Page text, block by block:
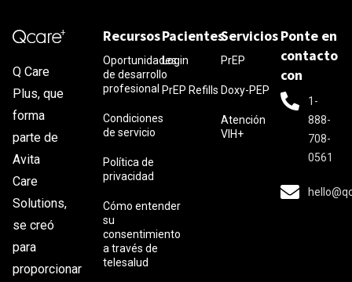
Q Care
Plus, que
forma
parte de
Avita
Care
Solutions,
se creó
para
proporcionar
Recursos
Oportunidades
de desarrollo
profesional
Condiciones
de servicio
Política de
privacidad
Cómo entender
su
consentimiento
a través de
telesalud
Pacientes
Login
PrEP Refills
Servicios
PrEP
Doxy-PEP
Atención
VIH+
Ponte en
contacto
con
1-
888-
708-
0561